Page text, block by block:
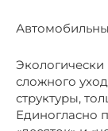
Экологически
сложного
структуры,
Единогласно